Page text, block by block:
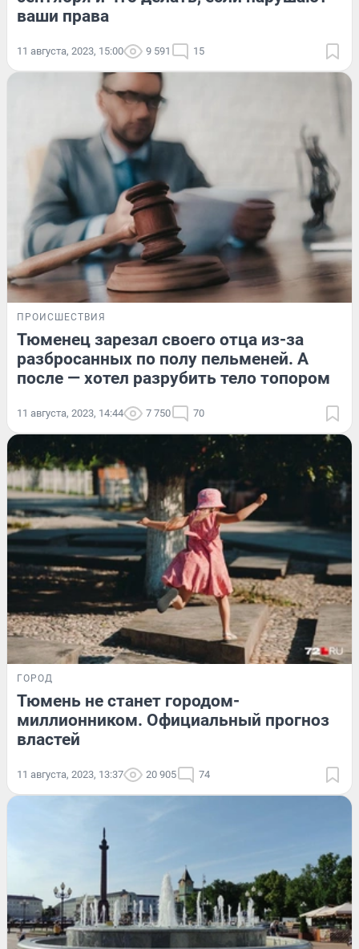
ваши права
11 августа, 2023, 15:00 9 591 15
ПРОИСШЕСТВИЯ
Тюменец зарезал своего отца из-за
разбросанных по полу пельменей. А
после — хотел разрубить тело топором
11 августа, 2023, 14:44 7 750 70
ГОРОД
Тюмень не станет городом-
миллионником. Официальный прогноз
властей
11 августа, 2023, 13:37 20 905 74